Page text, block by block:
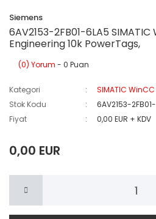
Siemens
6AV2153-2FB01-6LA5 SIMATIC
Engineering 10k PowerTags,
(0) Yorum - 0 Puan
Kategori
SIMATIC
Stok Kodu
6AV2153-
Fiyat
0,00 EUR + KDV
0,00 EUR